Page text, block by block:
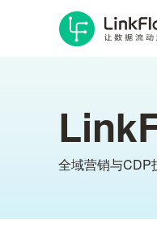
全域营销与CDP